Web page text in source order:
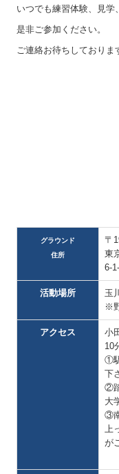
いつでも練習体験、見学
是非ご参加ください。
ご連絡お待ちしておりま
グラウンド
住所
〒
東
6-
活動場所
玉
※
アクセス
小
10
①
下
②
大
③
上
が